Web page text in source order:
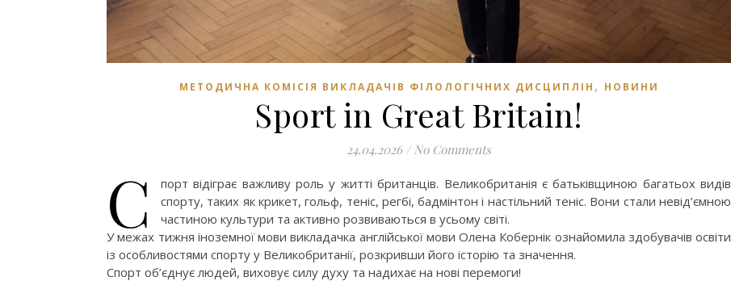
МЕТОДИЧНА КОМІСІЯ ВИКЛАДАЧІВ ФІЛОЛОГІЧНИХ ДИСЦИПЛІН , НОВИНИ
Sport in Great Britain!
24.04.2026 / No Comments
С
порт відіграє важливу роль у житті британців. Великобританія є батьківщиною багатьох видів
спорту, таких як крикет, гольф, теніс, регбі, бадмінтон і настільний теніс. Вони стали невід’ємною
частиною культури та активно розвиваються в усьому світі.
У межах тижня іноземної мови викладачка англійської мови Олена Кобернік ознайомила здобувачів освіти
із особливостями спорту у Великобританії, розкривши його історію та значення.
Спорт об’єднує людей, виховує силу духу та надихає на нові перемоги!